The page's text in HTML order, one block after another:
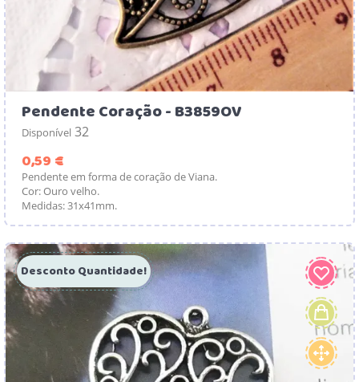
Pendente Coração - B3859OV
Disponível 32
0,59 €
Pendente em forma de coração de Viana.
Cor: Ouro velho.
Medidas: 31x41mm.
Desconto Quantidade!